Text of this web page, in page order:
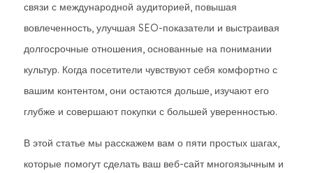
связи с международной аудиторией, повышая
вовлеченность, улучшая SEO-показатели и выстраивая
долгосрочные отношения, основанные на понимании
культур. Когда посетители чувствуют себя комфортно с
вашим контентом, они остаются дольше, изучают его
глубже и совершают покупки с большей уверенностью.
В этой статье мы расскажем вам о пяти простых шагах,
которые помогут сделать ваш веб-сайт многоязычным и